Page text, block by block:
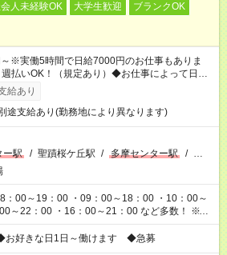
人未経験OK 大学生歓迎
ブランクOK
※実働5時間で日給7000円のお仕事もありま
いOK！（規定あり）◆お仕事によって日給も
給あり
途支給あり(勤務地により異なります)
ー駅 / 聖蹟桜ケ丘駅 / 多摩センター駅 / …
：00～19：00 ・09：00～18：00 ・10：00～
：00 ・16：00～21：00 など多数！ ※お
間が異なります
好きな日1日～働けます ◆急募